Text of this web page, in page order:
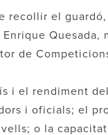
recollir el guardó,
Quesada,
de
i el rendiment
i oficials; el
o la